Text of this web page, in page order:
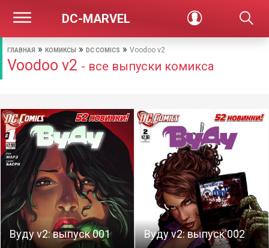
DC-MARVEL
ГЛАВНАЯ » КОМИКСЫ » DC COMICS » Voodoo v2
Voodoo v2 - все выпуски комикса
Вуду v2: выпуск 001 Вуду v2: выпуск 002